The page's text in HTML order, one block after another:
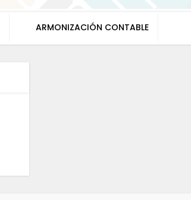
ARMONIZACIÓN CONTABLE